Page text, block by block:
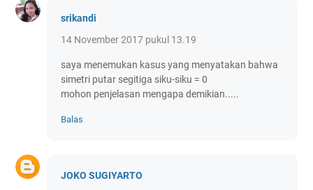
srikandi
14 November 2017 pukul 13.19
saya menemukan kasus yang menyatakan bahwa
simetri putar segitiga siku-siku = 0
mohon penjelasan mengapa demikian.....
Balas
JOKO SUGIYARTO